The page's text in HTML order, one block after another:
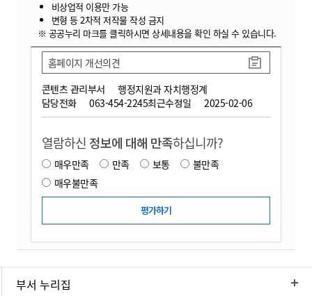
비상업적 이용만 가능
변형 등 2차적 저작물 작성 금지
※ 공공누리 마크를 클릭하시면 상세내용을 확인 하실 수 있습니다.
콘텐츠 관리부서
행정지원과 자치행정계
담당전화
063-454-2245최근수정일 2025-02-06
홈페이지 개선의견
열람하신 정보에 대해 만족하십니까?
매우만족 만족 보통
불만족
매우불만족
부서 누리집